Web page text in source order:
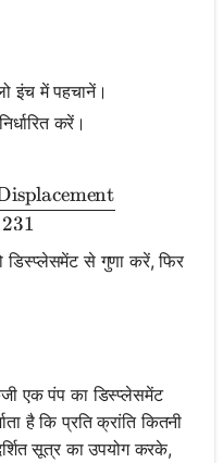
इंच में पहचानें।
करें।
=
231
डिस्प्लेसमेंट से गुणा करें, फिर
एक पंप का डिस्प्लेसमेंट
है कि प्रति क्रांति कितनी
सूत्र का उपयोग करके,